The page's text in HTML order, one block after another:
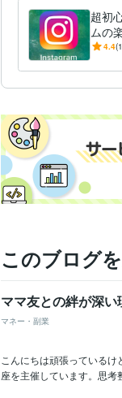
資格・検定
学歴
語学力
超初
ムの
ンス
4.4
このブログ
ママ友との絆が深い
マネー・副業
こんにちは頑張っている
座を主催しています。思